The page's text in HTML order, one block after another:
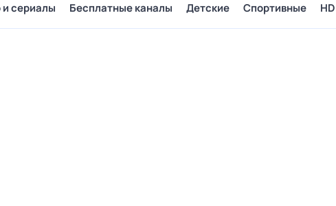
и сериалы Бесплатные каналы Детские Спортивные HD